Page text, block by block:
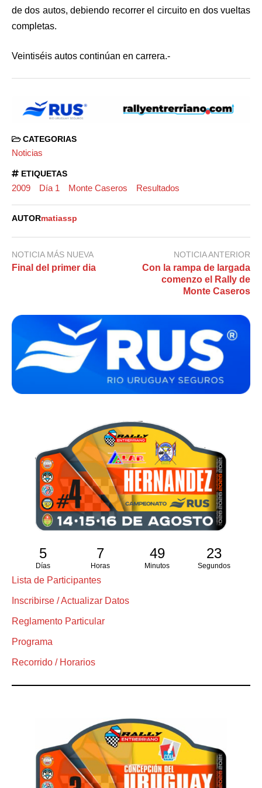
de dos autos, debiendo recorrer el circuito en dos vueltas
completas.
Veintiséis autos continúan en carrera.-
CATEGORIAS
Noticias
ETIQUETAS
2009 Día 1 Monte Caseros Resultados
AUTORmatiassp
NOTICIA MÁS NUEVA
Final del primer dia
NOTICIA ANTERIOR
Con la rampa de largada
comenzo el Rally de
Monte Caseros
5
Días
7
Horas
49
Minutos
23
Segundos
Lista de Participantes
Inscribirse / Actualizar Datos
Reglamento Particular
Programa
Recorrido / Horarios